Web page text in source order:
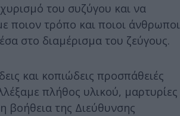
του συζύγου και να
ποιον τρόπο και ποιοι άνθρωποι
στο διαμέρισμα του ζεύγους.
και κοπιώδεις προσπάθειές
πλήθος υλικού, μαρτυρίες
βοήθεια της Διεύθυνσης